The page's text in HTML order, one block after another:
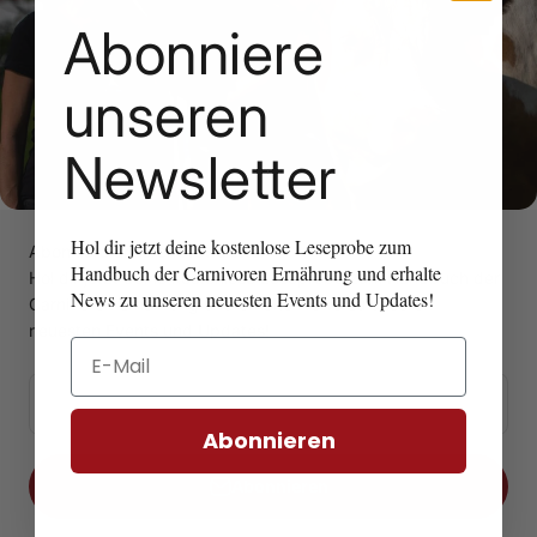
Abonniere unseren Newsletter
Hol dir jetzt deine kostenlose Leseprobe zum Handbuch der
Carnivoren Ernährung und erhalte News zu unseren
neuesten Events und Updates!
E-Mail
Abonniere
unseren
Newsletter
Hol dir jetzt deine kostenlose Leseprobe zum
Handbuch der Carnivoren Ernährung und erhalte
News zu unseren neuesten Events und Updates!
Email
Abonnieren